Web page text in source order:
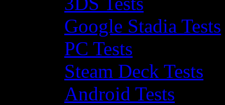
Google Stadia Tests
PC Tests
Steam Deck Tests
Android Tests